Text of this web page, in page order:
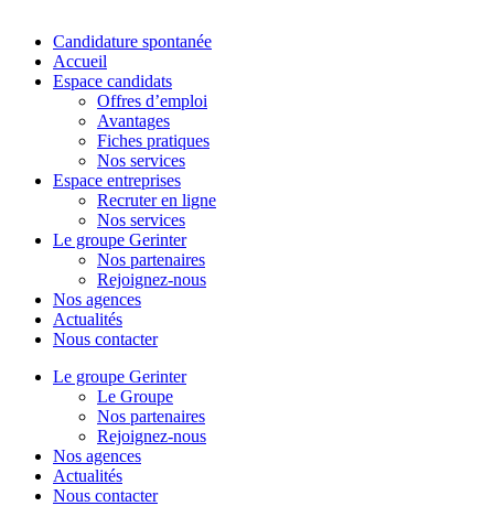
Close
Menu
Candidature spontanée
Accueil
Espace candidats
Offres d’emploi
Avantages
Fiches pratiques
Nos services
Espace entreprises
Recruter en ligne
Nos services
Le groupe Gerinter
Nos partenaires
Rejoignez-nous
Nos agences
Actualités
Nous contacter
Le groupe Gerinter
Le Groupe
Nos partenaires
Rejoignez-nous
Nos agences
Actualités
Nous contacter